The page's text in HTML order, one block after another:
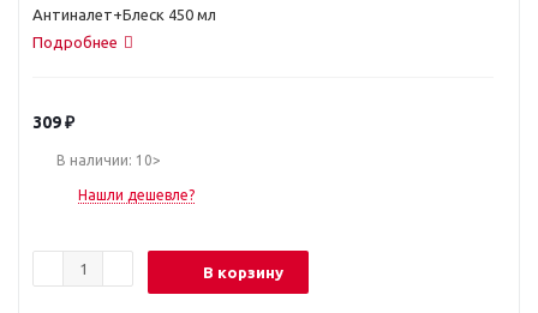
Антиналет+Блеск 450 мл
Подробнее
309₽
В наличии: 10>
Нашли дешевле?
В корзину